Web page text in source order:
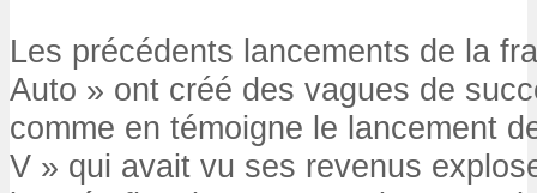
Les précédents lancements de la
Auto » ont créé des vagues de
comme en témoigne le lancement
V » qui avait vu ses revenus